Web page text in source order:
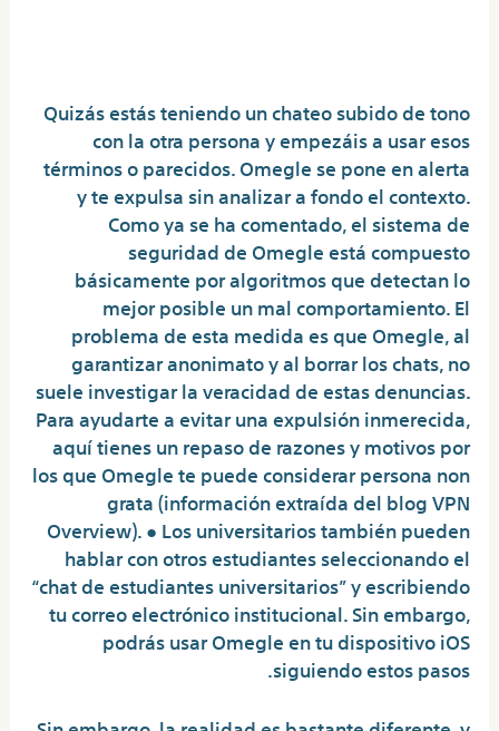
Quizás estás teniendo un chateo subido de tono
con la otra persona y empezáis a usar esos
términos o parecidos. Omegle se pone en alerta
y te expulsa sin analizar a fondo el contexto.
Como ya se ha comentado, el sistema de
seguridad de Omegle está compuesto
básicamente por algoritmos que detectan lo
mejor posible un mal comportamiento. El
problema de esta medida es que Omegle, al
garantizar anonimato y al borrar los chats, no
suele investigar la veracidad de estas denuncias.
Para ayudarte a evitar una expulsión inmerecida,
aquí tienes un repaso de razones y motivos por
los que Omegle te puede considerar persona non
grata (información extraída del blog VPN
Overview). ● Los universitarios también pueden
hablar con otros estudiantes seleccionando el
“chat de estudiantes universitarios” y escribiendo
tu correo electrónico institucional. Sin embargo,
podrás usar Omegle en tu dispositivo iOS
siguiendo estos pasos.